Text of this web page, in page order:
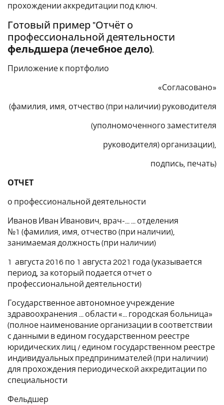
прохождении аккредитации под ключ.
Готовый пример "Отчёт о
профессиональной деятельности
фельдшера (лечебное дело).
Приложение к портфолио
«Согласовано»
(фамилия, имя, отчество (при наличии) руководителя
(уполномоченного заместителя
руководителя) организации),
подпись, печать)
ОТЧЕТ
о профессиональной деятельности
Иванов Иван Иванович, врач-... ... отделения
№1 (фамилия, имя, отчество (при наличии),
занимаемая должность (при наличии)
1 августа 2016 по 1 августа 2021 года (указывается
период, за который подается отчет о
профессиональной деятельности)
Государственное автономное учреждение
здравоохранения ... области «... городская больница»
(полное наименование организации в соответствии
с данными в едином государственном реестре
юридических лиц / едином государственном реестре
индивидуальных предпринимателей (при наличии)
для прохождения периодической аккредитации по
специальности
Фельдшер